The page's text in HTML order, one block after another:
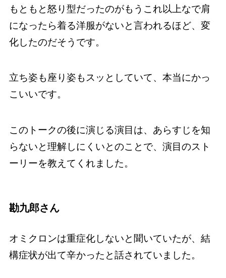
もともと怒り型だったのがもうこれ以上なで肩
になったら着る洋服がないと言われるほど、変
化したのだそうです。
立ち姿も座り姿もスッとしていて、本当にかっ
こいいです。
このトークの後に演じる演目は、あらすじを知
らないと理解しにくいとのことで、演目のスト
ーリーを教えてくれました。
勘九郎さん
オミクロンは重症化しないと聞いていたが、結
構症状が出て辛かったと話されていました。